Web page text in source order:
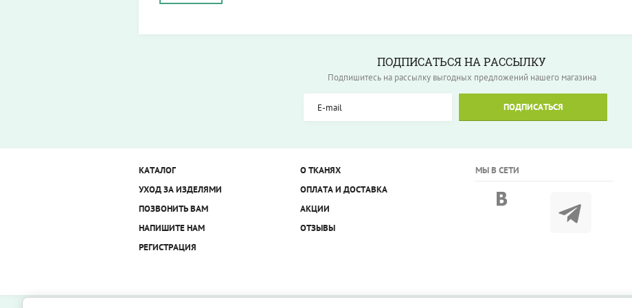
ПОДПИСАТЬСЯ НА РАССЫЛКУ
Подпишитесь на рассылку выгодных предложений нашего магазина
ПОДПИСАТЬСЯ
КАТАЛОГ
О ТКАНЯХ
УХОД ЗА ИЗДЕЛЯМИ
ОПЛАТА И ДОСТАВКА
ПОЗВОНИТЬ ВАМ
АКЦИИ
НАПИШИТЕ НАМ
ОТЗЫВЫ
РЕГИСТРАЦИЯ
МЫ В СЕТИ